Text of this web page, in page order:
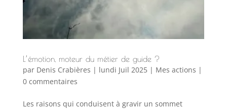
L’émotion, moteur du métier de guide ?
par Denis Crabières | lundi Juil 2025| Mes actions |
0 commentaires
Les raisons qui conduisent à gravir un sommet